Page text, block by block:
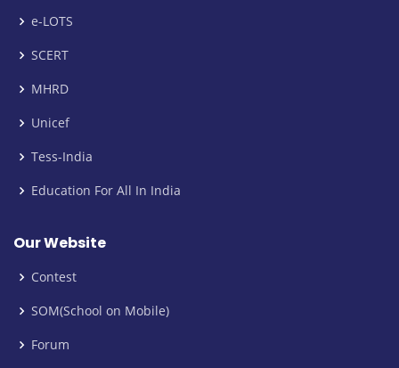
e-LOTS
SCERT
MHRD
Unicef
Tess-India
Education For All In India
Our Website
Contest
SOM(School on Mobile)
Forum